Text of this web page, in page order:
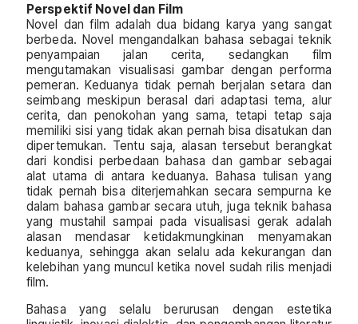
Perspektif Novel dan Film
Novel dan film adalah dua bidang karya yang sangat
berbeda. Novel mengandalkan bahasa sebagai teknik
penyampaian jalan cerita, sedangkan film
mengutamakan visualisasi gambar dengan performa
pemeran. Keduanya tidak pernah berjalan setara dan
seimbang meskipun berasal dari adaptasi tema, alur
cerita, dan penokohan yang sama, tetapi tetap saja
memiliki sisi yang tidak akan pernah bisa disatukan dan
dipertemukan. Tentu saja, alasan tersebut berangkat
dari kondisi perbedaan bahasa dan gambar sebagai
alat utama di antara keduanya. Bahasa tulisan yang
tidak pernah bisa diterjemahkan secara sempurna ke
dalam bahasa gambar secara utuh, juga teknik bahasa
yang mustahil sampai pada visualisasi gerak adalah
alasan mendasar ketidakmungkinan menyamakan
keduanya, sehingga akan selalu ada kekurangan dan
kelebihan yang muncul ketika novel sudah rilis menjadi
film.
Bahasa yang selalu berurusan dengan estetika